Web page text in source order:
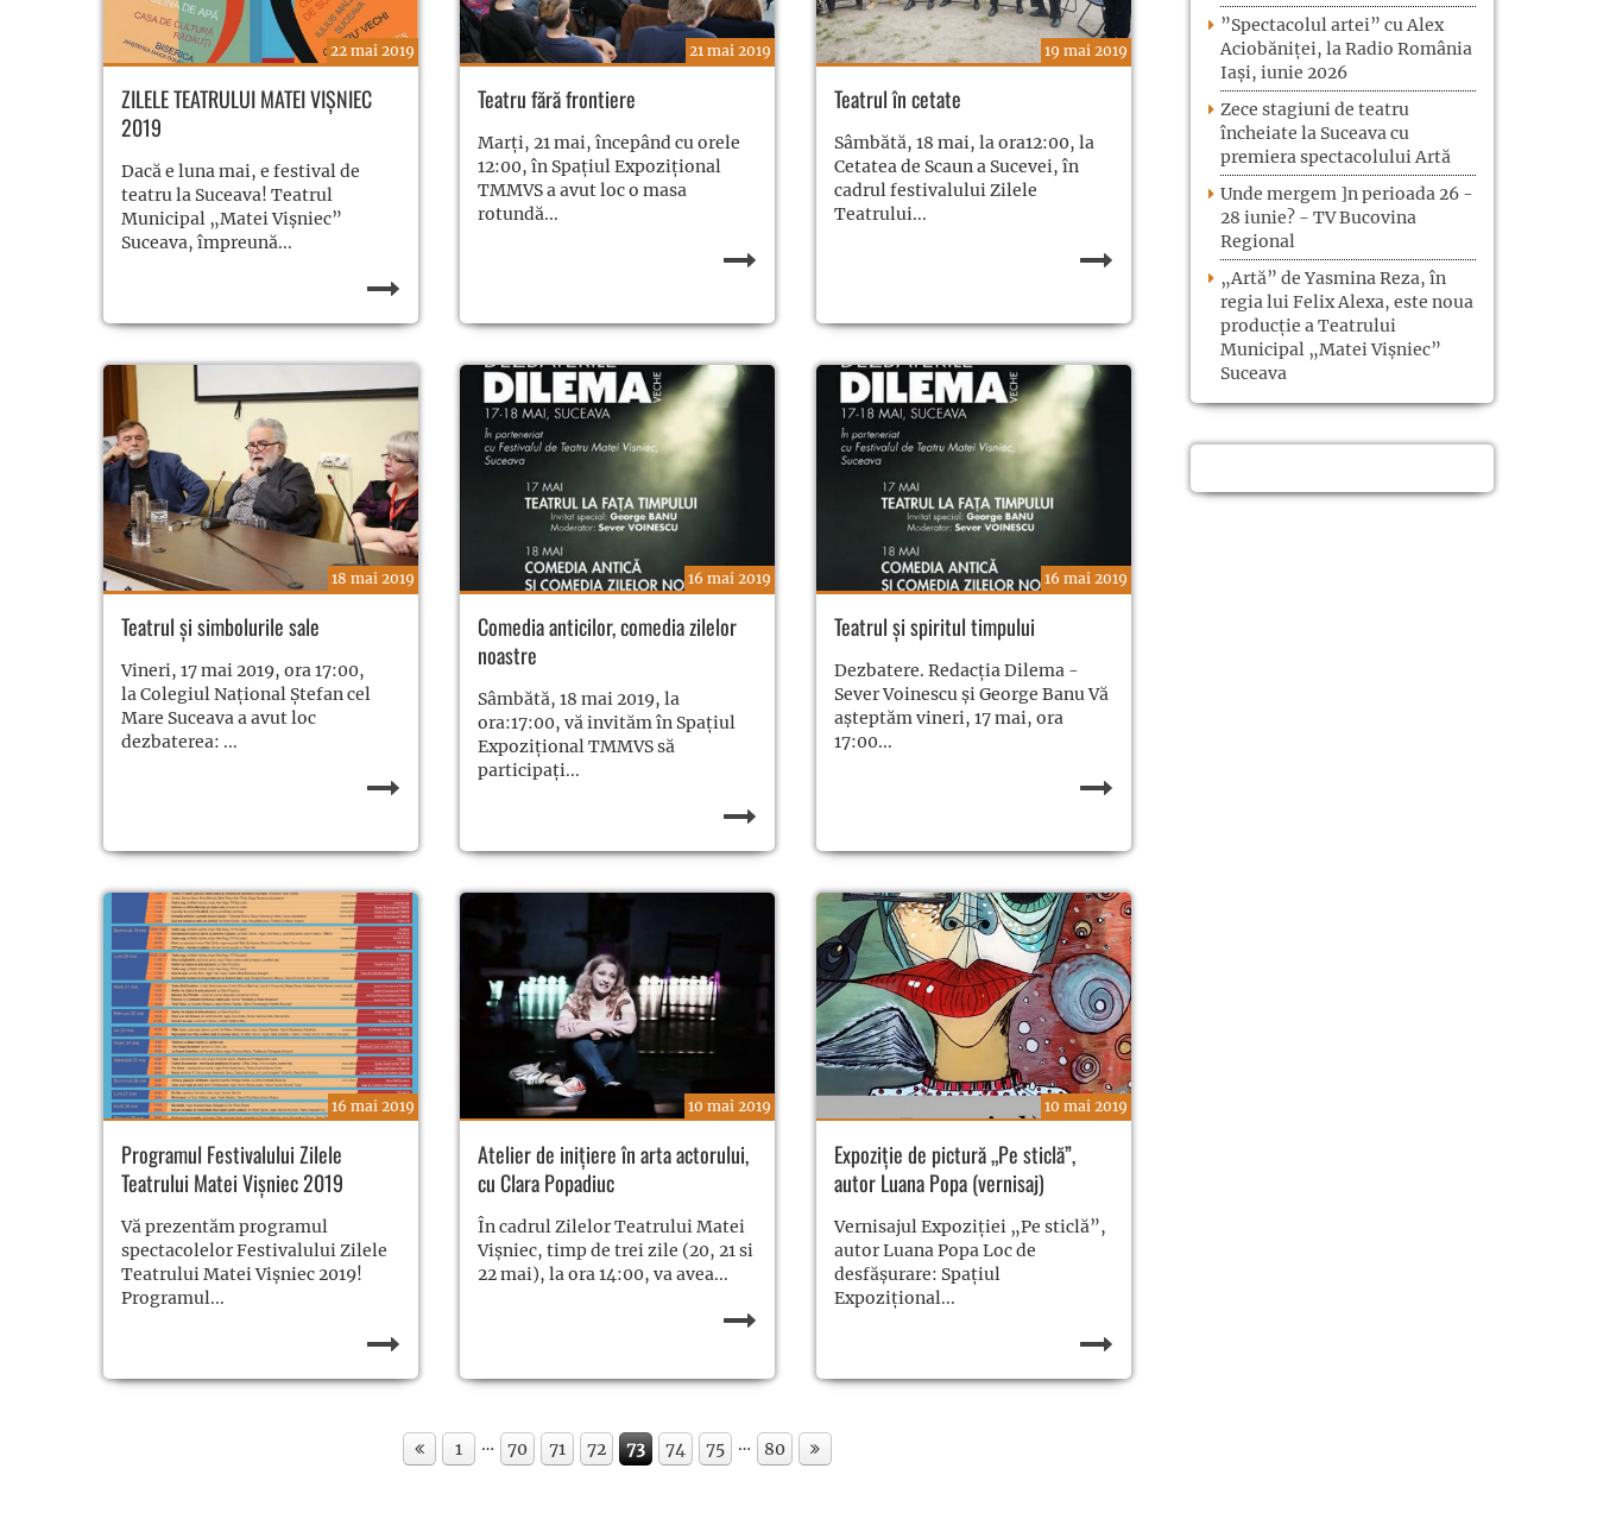
22 mai 2019
ZILELE TEATRULUI MATEI VIȘNIEC
2019
Dacă e luna mai, e festival de
teatru la Suceava! Teatrul
Municipal „Matei Vișniec”
Suceava, împreună...
21 mai 2019
Teatru fără frontiere
Marți, 21 mai, începând cu orele
12:00, în Spațiul Expozițional
TMMVS a avut loc o masa
rotundă...
19 mai 2019
Teatrul în cetate
Sâmbătă, 18 mai, la ora12:00, la
Cetatea de Scaun a Sucevei, în
cadrul festivalului Zilele
Teatrului...
18 mai 2019
Teatrul şi simbolurile sale
Vineri, 17 mai 2019, ora 17:00,
la Colegiul Naţional Ștefan cel
Mare Suceava a avut loc
dezbaterea: ...
16 mai 2019
Comedia anticilor, comedia zilelor
noastre
Sâmbătă, 18 mai 2019, la
ora:17:00, vă invităm în Spațiul
Expoziţional TMMVS să
participați...
16 mai 2019
Teatrul şi spiritul timpului
Dezbatere. Redacţia Dilema -
Sever Voinescu şi George Banu Vă
așteptăm vineri, 17 mai, ora
17:00...
16 mai 2019
Programul Festivalului Zilele
Teatrului Matei Vișniec 2019
Vă prezentăm programul
spectacolelor Festivalului Zilele
Teatrului Matei Vișniec 2019!
Programul...
10 mai 2019
Atelier de inițiere în arta actorului,
cu Clara Popadiuc
În cadrul Zilelor Teatrului Matei
Vișniec, timp de trei zile (20, 21 si
22 mai), la ora 14:00, va avea...
10 mai 2019
Expoziție de pictură „Pe sticlă”,
autor Luana Popa (vernisaj)
Vernisajul Expoziției „Pe sticlă”,
autor Luana Popa Loc de
desfășurare: Spațiul
Expoziţional...
1 … 70 71 72 73 74 75 … 80
”Spectacolul artei” cu Alex
Aciobăniței, la Radio România
Iași, iunie 2026
Zece stagiuni de teatru
încheiate la Suceava cu
premiera spectacolului Artă
Unde mergem ]n perioada 26 -
28 iunie? - TV Bucovina
Regional
„Artă” de Yasmina Reza, în
regia lui Felix Alexa, este noua
producție a Teatrului
Municipal „Matei Vișniec”
Suceava